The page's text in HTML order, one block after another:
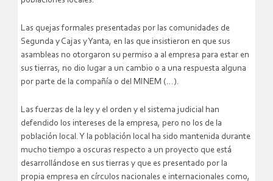
Las quejas formales presentadas por las comunidades de
Segunda y Cajas y Yanta, en las que insistieron en que sus
asambleas no otorgaron su permiso a al empresa para estar en
sus tierras, no dio lugar a un cambio o a una respuesta alguna
por parte de la compañía o del MINEM (…).
Las fuerzas de la ley y el orden y el sistema judicial han
defendido los intereses de la empresa, pero no los de la
población local. Y la población local ha sido mantenida durante
mucho tiempo a oscuras respecto a un proyecto que está
desarrollándose en sus tierras y que es presentado por la
propia empresa en círculos nacionales e internacionales como,